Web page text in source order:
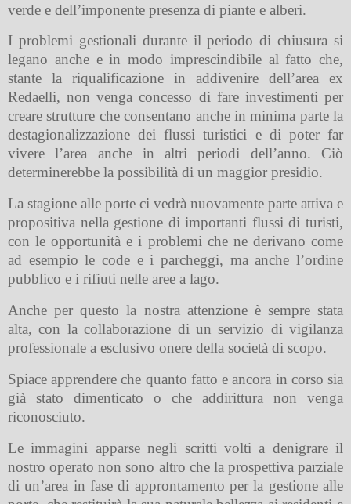
verde e dell’imponente presenza di piante e alberi.
I problemi gestionali durante il periodo di chiusura si
legano anche e in modo imprescindibile al fatto che,
stante la riqualificazione in addivenire dell’area ex
Redaelli, non venga concesso di fare investimenti per
creare strutture che consentano anche in minima parte la
destagionalizzazione dei flussi turistici e di poter far
vivere l’area anche in altri periodi dell’anno. Ciò
determinerebbe la possibilità di un maggior presidio.
La stagione alle porte ci vedrà nuovamente parte attiva e
propositiva nella gestione di importanti flussi di turisti,
con le opportunità e i problemi che ne derivano come
ad esempio le code e i parcheggi, ma anche l’ordine
pubblico e i rifiuti nelle aree a lago.
Anche per questo la nostra attenzione è sempre stata
alta, con la collaborazione di un servizio di vigilanza
professionale a esclusivo onere della società di scopo.
Spiace apprendere che quanto fatto e ancora in corso sia
già stato dimenticato o che addirittura non venga
riconosciuto.
Le immagini apparse negli scritti volti a denigrare il
nostro operato non sono altro che la prospettiva parziale
di un’area in fase di approntamento per la gestione alle